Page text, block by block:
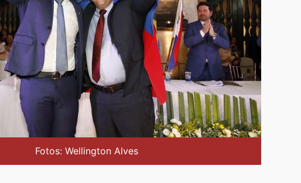
Fotos: Wellington Alves